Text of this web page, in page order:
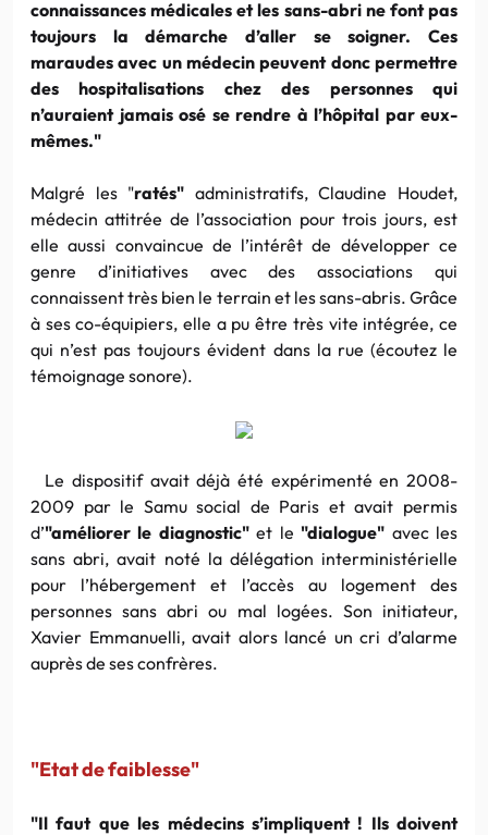
connaissances médicales et les sans-abri ne font pas
toujours la démarche d’aller se soigner. Ces
maraudes avec un médecin peuvent donc permettre
des hospitalisations chez des personnes qui
n’auraient jamais osé se rendre à l’hôpital par eux-
mêmes."
Malgré les "ratés" administratifs, Claudine Houdet,
médecin attitrée de l’association pour trois jours, est
elle aussi convaincue de l’intérêt de développer ce
genre d’initiatives avec des associations qui
connaissent très bien le terrain et les sans-abris. Grâce
à ses co-équipiers, elle a pu être très vite intégrée, ce
qui n’est pas toujours évident dans la rue (écoutez le
témoignage sonore).
Le dispositif avait déjà été expérimenté en 2008-
2009 par le Samu social de Paris et avait permis
d’"améliorer le diagnostic"et le "dialogue" avec les
sans abri, avait noté la délégation interministérielle
pour l’hébergement et l’accès au logement des
personnes sans abri ou mal logées. Son initiateur,
Xavier Emmanuelli, avait alors lancé un cri d’alarme
auprès de ses confrères.
"Etat de faiblesse"
"Il faut que les médecins s’impliquent ! Ils doivent